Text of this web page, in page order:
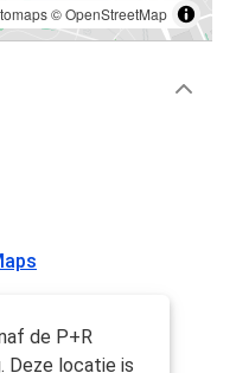
©OpenStreetMap
de P+R
Deze locatie is